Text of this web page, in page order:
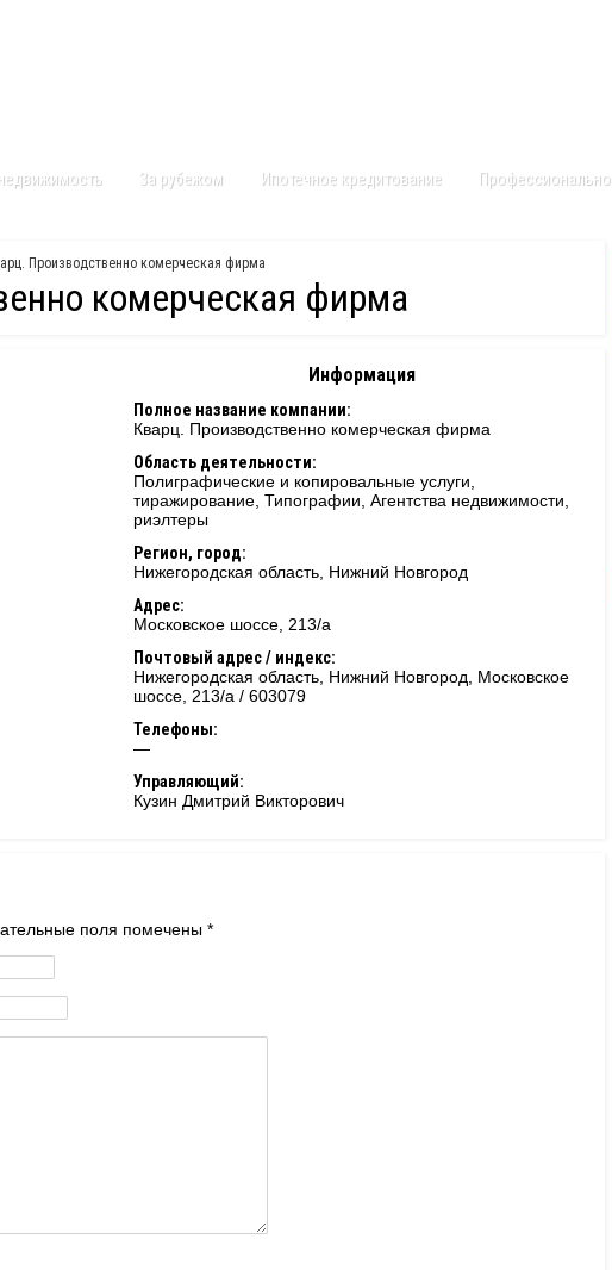
За рубежом Ипотечное кредитование Профессионально
Производственно комерческая фирма
комерческая фирма
Информация
Полное название компании:
Кварц. Производственно комерческая фирма
Область деятельности:
Полиграфические и копировальные услуги,
тиражирование, Типографии, Агентства недвижимости,
риэлтеры
Регион, город:
Нижегородская область Нижний Новгород
Адрес:
Московское шоссе, 213/а
Почтовый адрес / индекс:
Нижегородская область, Нижний Новгород, Московское
шоссе, 213/а / 603079
Телефоны:
—
Управляющий:
Кузин Дмитрий Викторович
поля помечены *